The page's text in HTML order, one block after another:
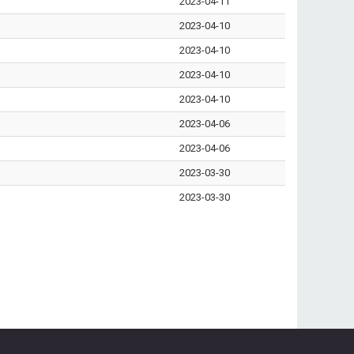
2023-04-10
2023-04-10
2023-04-10
2023-04-10
2023-04-06
2023-04-06
2023-03-30
2023-03-30